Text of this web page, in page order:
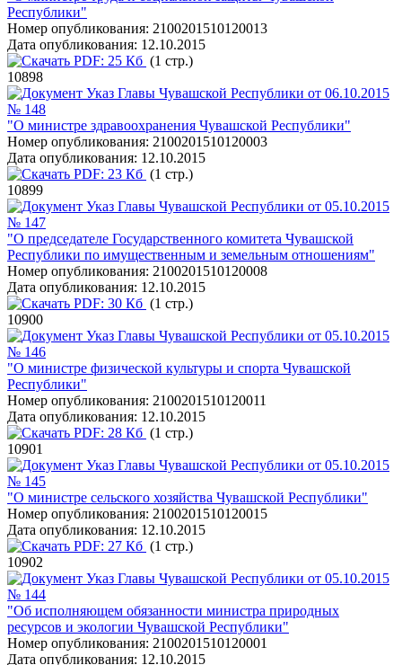
Республики"
Номер опубликования: 2100201510120013
Дата опубликования: 12.10.2015
PDF: 25 Кб (1 стр.)
10898
Указ Главы Чувашской Республики от 06.10.2015
№ 148
"О министре здравоохранения Чувашской Республики"
Номер опубликования: 2100201510120003
Дата опубликования: 12.10.2015
PDF: 23 Кб (1 стр.)
10899
Указ Главы Чувашской Республики от 05.10.2015
№ 147
"О председателе Государственного комитета Чувашской
Республики по имущественным и земельным отношениям"
Номер опубликования: 2100201510120008
Дата опубликования: 12.10.2015
PDF: 30 Кб (1 стр.)
10900
Указ Главы Чувашской Республики от 05.10.2015
№ 146
"О министре физической культуры и спорта Чувашской
Республики"
Номер опубликования: 2100201510120011
Дата опубликования: 12.10.2015
PDF: 28 Кб (1 стр.)
10901
Указ Главы Чувашской Республики от 05.10.2015
№ 145
"О министре сельского хозяйства Чувашской Республики"
Номер опубликования: 2100201510120015
Дата опубликования: 12.10.2015
PDF: 27 Кб (1 стр.)
10902
Указ Главы Чувашской Республики от 05.10.2015
№ 144
"Об исполняющем обязанности министра природных
ресурсов и экологии Чувашской Республики"
Номер опубликования: 2100201510120001
Дата опубликования: 12.10.2015